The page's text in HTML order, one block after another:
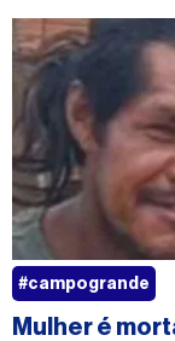
Mulher é
#campogrande